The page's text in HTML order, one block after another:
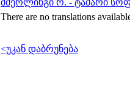
შმერლინგი რ. - ტაძარი
There are no translations
<უკან დაბრუნება